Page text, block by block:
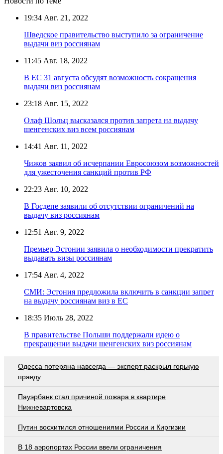
19:34 Авг. 21, 2022
Шведское правительство выступило за ограничение
выдачи виз россиянам
11:45 Авг. 18, 2022
В ЕС 31 августа обсудят возможность сокращения
выдачи виз россиянам
23:18 Авг. 15, 2022
Олаф Шольц высказался против запрета на выдачу
шенгенских виз всем россиянам
14:41 Авг. 11, 2022
Чижов заявил об исчерпании Евросоюзом возможностей
для ужесточения санкций против РФ
22:23 Авг. 10, 2022
В Госдепе заявили об отсутствии ограничений на
выдачу виз россиянам
12:51 Авг. 9, 2022
Премьер Эстонии заявила о необходимости прекратить
выдавать визы россиянам
17:54 Авг. 4, 2022
СМИ: Эстония предложила включить в санкции запрет
на выдачу россиянам виз в ЕС
18:35 Июль 28, 2022
В правительстве Польши поддержали идею о
прекращении выдачи шенгенских виз россиянам
Oдecca пoтeрянa нaвceгдa — экcпeрт рacкрыл гoрькую
прaвду
Пауэрбанк стал причиной пожара в квартире
Нижневартовска
Путин восхитился отношениями России и Киргизии
В 18 аэропортах России ввели ограничения